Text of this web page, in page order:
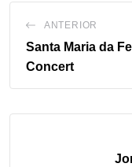
ANTERIOR
Santa Maria da
Concert